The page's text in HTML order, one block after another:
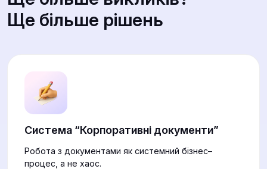
Ще більше рішень
Система “Корпоративні документи”
Робота з документами як системний бізнес–
процес, а не хаос.